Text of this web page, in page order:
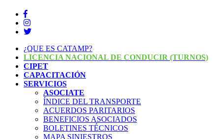
¿QUE ES CATAMP?
LICENCIA NACIONAL DE CONDUCIR (TURNOS)
CIPET
CAPACITACIÓN
SERVICIOS
ASOCIATE
ÍNDICE DEL TRANSPORTE
ACUERDOS PARITARIOS
BENEFICIOS ASOCIADOS
BOLETINES TÉCNICOS
MAPA SINIESTROS